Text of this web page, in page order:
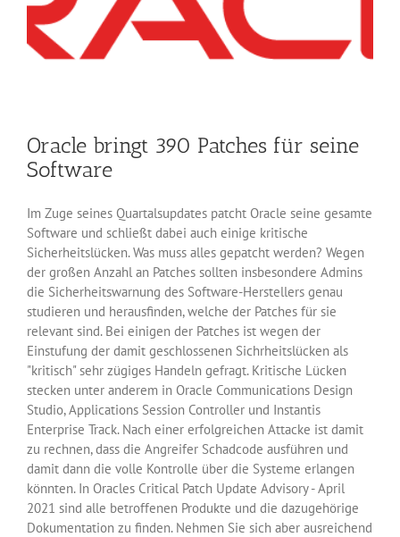
Oracle bringt 390 Patches für seine
Software
Im Zuge seines Quartalsupdates patcht Oracle seine gesamte
Software und schließt dabei auch einige kritische
Sicherheitslücken. Was muss alles gepatcht werden? Wegen
der großen Anzahl an Patches sollten insbesondere Admins
die Sicherheitswarnung des Software-Herstellers genau
studieren und herausfinden, welche der Patches für sie
relevant sind. Bei einigen der Patches ist wegen der
Einstufung der damit geschlossenen Sichrheitslücken als
"kritisch" sehr zügiges Handeln gefragt. Kritische Lücken
stecken unter anderem in Oracle Communications Design
Studio, Applications Session Controller und Instantis
Enterprise Track. Nach einer erfolgreichen Attacke ist damit
zu rechnen, dass die Angreifer Schadcode ausführen und
damit dann die volle Kontrolle über die Systeme erlangen
könnten. In Oracles Critical Patch Update Advisory - April
2021 sind alle betroffenen Produkte und die dazugehörige
Dokumentation zu finden. Nehmen Sie sich aber ausreichend